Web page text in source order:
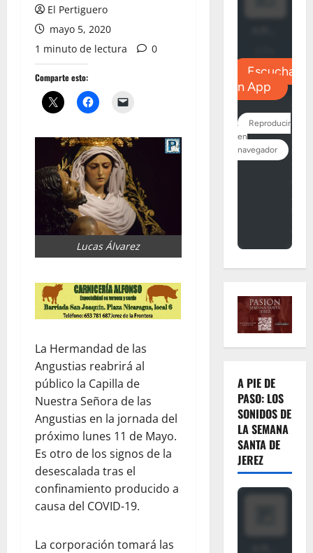
El Pertiguero
mayo 5, 2020
1 minuto de lectura
0
Comparte esto:
Lucas Álvarez
La Hermandad de las
Angustias reabrirá al
público la Capilla de
Nuestra Señora de las
Angustias en la jornada del
próximo lunes 11 de Mayo.
Es otro de los signos de la
desescalada tras el
confinamiento producido a
causa del COVID-19.
La corporación tomará las
A PIE DE
PASO: LOS
SONIDOS DE
LA SEMANA
SANTA DE
JEREZ